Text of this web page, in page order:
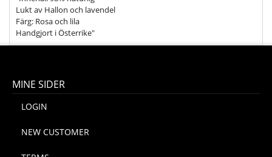
Lukt av Hallon och lavendel
Färg: Rosa och lila
Handgjort i Österrike"
MINE SIDER
LOGIN
NEW CUSTOMER